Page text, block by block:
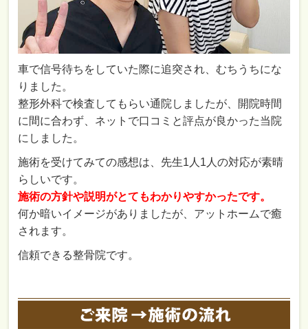
車で信号待ちをしていた際に追突され、むちうちにな
りました。
整形外科で検査してもらい通院しましたが、開院時間
に間に合わず、ネットで口コミと評点が良かった当院
にしました。
施術を受けてみての感想は、先生1人1人の対応が素晴
らしいです。
施術の方針や説明がとてもわかりやすかったです。
何か暗いイメージがありましたが、アットホームで癒
されます。
信頼できる整骨院です。